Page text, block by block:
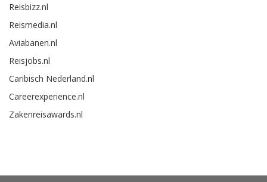
Reisbizz.nl
Reismedia.nl
Aviabanen.nl
Reisjobs.nl
Caribisch Nederland.nl
Careerexperience.nl
Zakenreisawards.nl